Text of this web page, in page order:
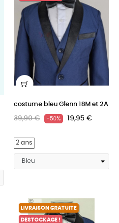
costume bleu Glenn 18M et 2A
39,90 € -50% 19,95 €
2 ans
LIVRAISON GRATUITE
DESTOCKAGE !